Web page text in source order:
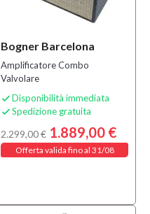
Bogner Barcelona
Amplificatore Combo
Valvolare
 Disponibilità immediata
 Spedizione gratuita
2.299,00 € 1.889,00 €
Offerta valida fino al 31/08